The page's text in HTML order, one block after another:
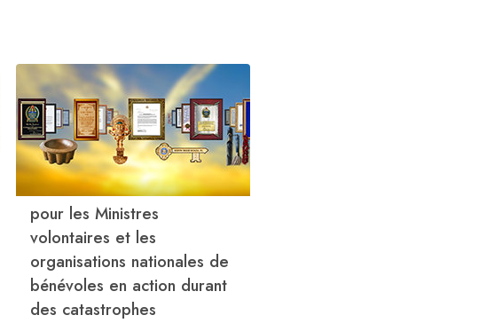
pour les Ministres
volontaires et les
organisations nationales de
bénévoles en action durant
des catastrophes